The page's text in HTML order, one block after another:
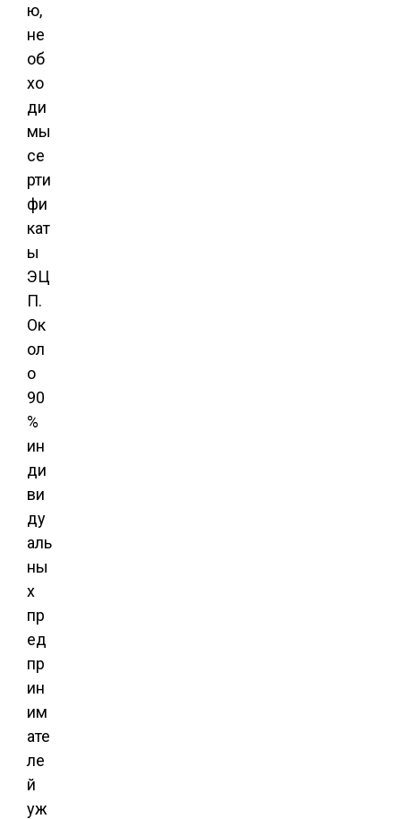
ю,
не
об
хо
ди
мы
се
рти
фи
кат
ы
ЭЦ
П.
Ок
ол
о
90
%
ин
ди
ви
ду
аль
ны
х
пр
ед
пр
ин
им
ате
ле
й
уж